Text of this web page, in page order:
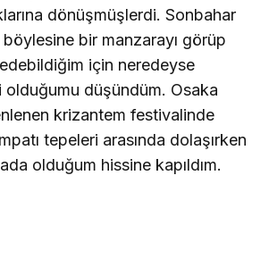
dönüşmüşlerdi. Sonbahar
bir manzarayı görüp
için neredeyse
düşündüm. Osaka
krizantem festivalinde
tepeleri arasında dolaşırken
olduğum hissine kapıldım.